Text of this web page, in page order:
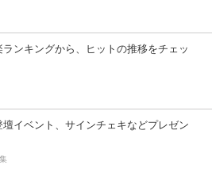
ンキングから、ヒットの推移をチェッ
壇イベント、サインチェキなどプレゼン